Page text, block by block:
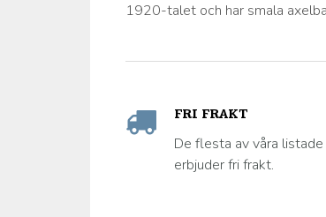
1920-talet och har smala
FRI FRAKT
De flesta av våra
erbjuder fri frakt.